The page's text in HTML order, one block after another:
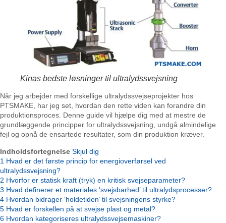
Kinas bedste løsninger til ultralydssvejsning
Når jeg arbejder med forskellige ultralydssvejseprojekter hos
PTSMAKE, har jeg set, hvordan den rette viden kan forandre din
produktionsproces. Denne guide vil hjælpe dig med at mestre de
grundlæggende principper for ultralydssvejsning, undgå almindelige
fejl og opnå de ensartede resultater, som din produktion kræver.
Indholdsfortegnelse Skjul dig
1 Hvad er det første princip for energioverførsel ved
ultralydssvejsning?
2 Hvorfor er statisk kraft (tryk) en kritisk svejseparameter?
3 Hvad definerer et materiales ‘svejsbarhed’ til ultralydsprocesser?
4 Hvordan bidrager ‘holdetiden’ til svejsningens styrke?
5 Hvad er forskellen på at svejse plast og metal?
6 Hvordan kategoriseres ultralydssvejsemaskiner?